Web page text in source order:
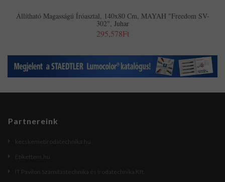
Állítható Magasságú Íróasztal, 140x80 Cm, MAYAH "Freedom SV-
302", Juhar
295,578Ft
Partnereink
kecskemetirodatechnika.hu
Etikettem.hu
IT Pavilon Számítástechnika és Irodatechnika Kft.